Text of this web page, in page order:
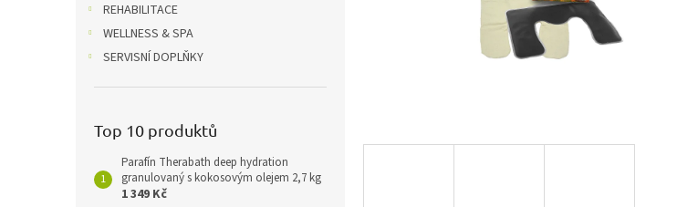
REHABILITACE
WELLNESS & SPA
SERVISNÍ DOPLŇKY
Top 10 produktů
Parafín Therabath deep hydration
granulovaný s kokosovým olejem 2,7 kg
1 349 Kč